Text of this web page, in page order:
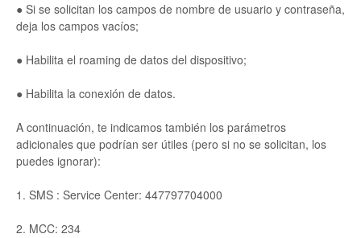
● Si se solicitan los campos de nombre de usuario y contraseña,
deja los campos vacíos;
● Habilita el roaming de datos del dispositivo;
● Habilita la conexión de datos.
A continuación, te indicamos también los parámetros
adicionales que podrían ser útiles (pero si no se solicitan, los
puedes ignorar):
1. SMS : Service Center: 447797704000
2. MCC: 234